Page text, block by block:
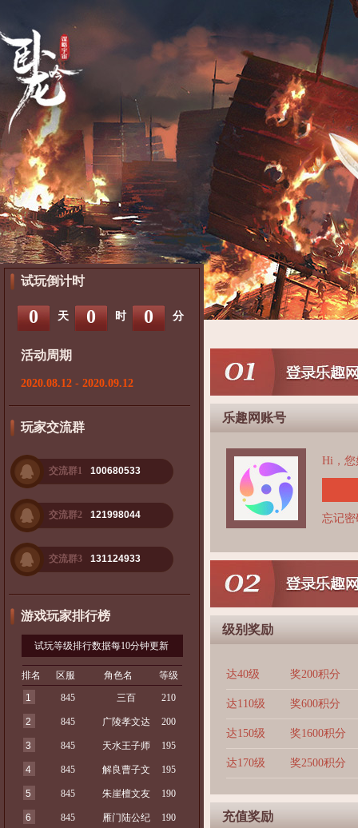
试玩倒计时
0 天 0 时 0 分
活动周期
2020.08.12 - 2020.09.12
玩家交流群
交流群1 100680533
交流群2 121998044
交流群3 131124933
游戏玩家排行榜
试玩等级排行数据每10分钟更新
排名 区服 角色名
等级
1
845 三百 210
2 845 广陵孝文达 200
3 845 天水王子师 195
4 845 解良曹子文 195
5 845 朱崖檀文友 190
6 845 雁门陆公纪 190
乐趣网账号
Hi，您
忘记密
级别奖励
达40级 奖200积分
达110级 奖600积分
达150级 奖1600积分
达170级 奖2500积分
充值奖励